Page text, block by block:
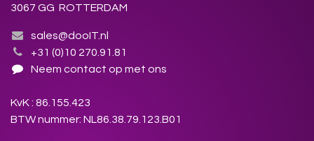
3067 GG ROTTERDAM
sales@dooIT.nl
+31 (0)10 270.91.81
Neem contact op met ons
KvK : 86.155.423
BTW nummer: NL86.38.79.123.B01